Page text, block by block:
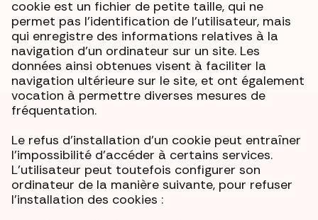
cookie est un fichier de petite taille, qui ne
permet pas l’identification de l’utilisateur, mais
qui enregistre des informations relatives à la
navigation d’un ordinateur sur un site. Les
données ainsi obtenues visent à faciliter la
navigation ultérieure sur le site, et ont également
vocation à permettre diverses mesures de
fréquentation.
Le refus d’installation d’un cookie peut entraîner
l’impossibilité d’accéder à certains services.
L’utilisateur peut toutefois configurer son
ordinateur de la manière suivante, pour refuser
l’installation des cookies :